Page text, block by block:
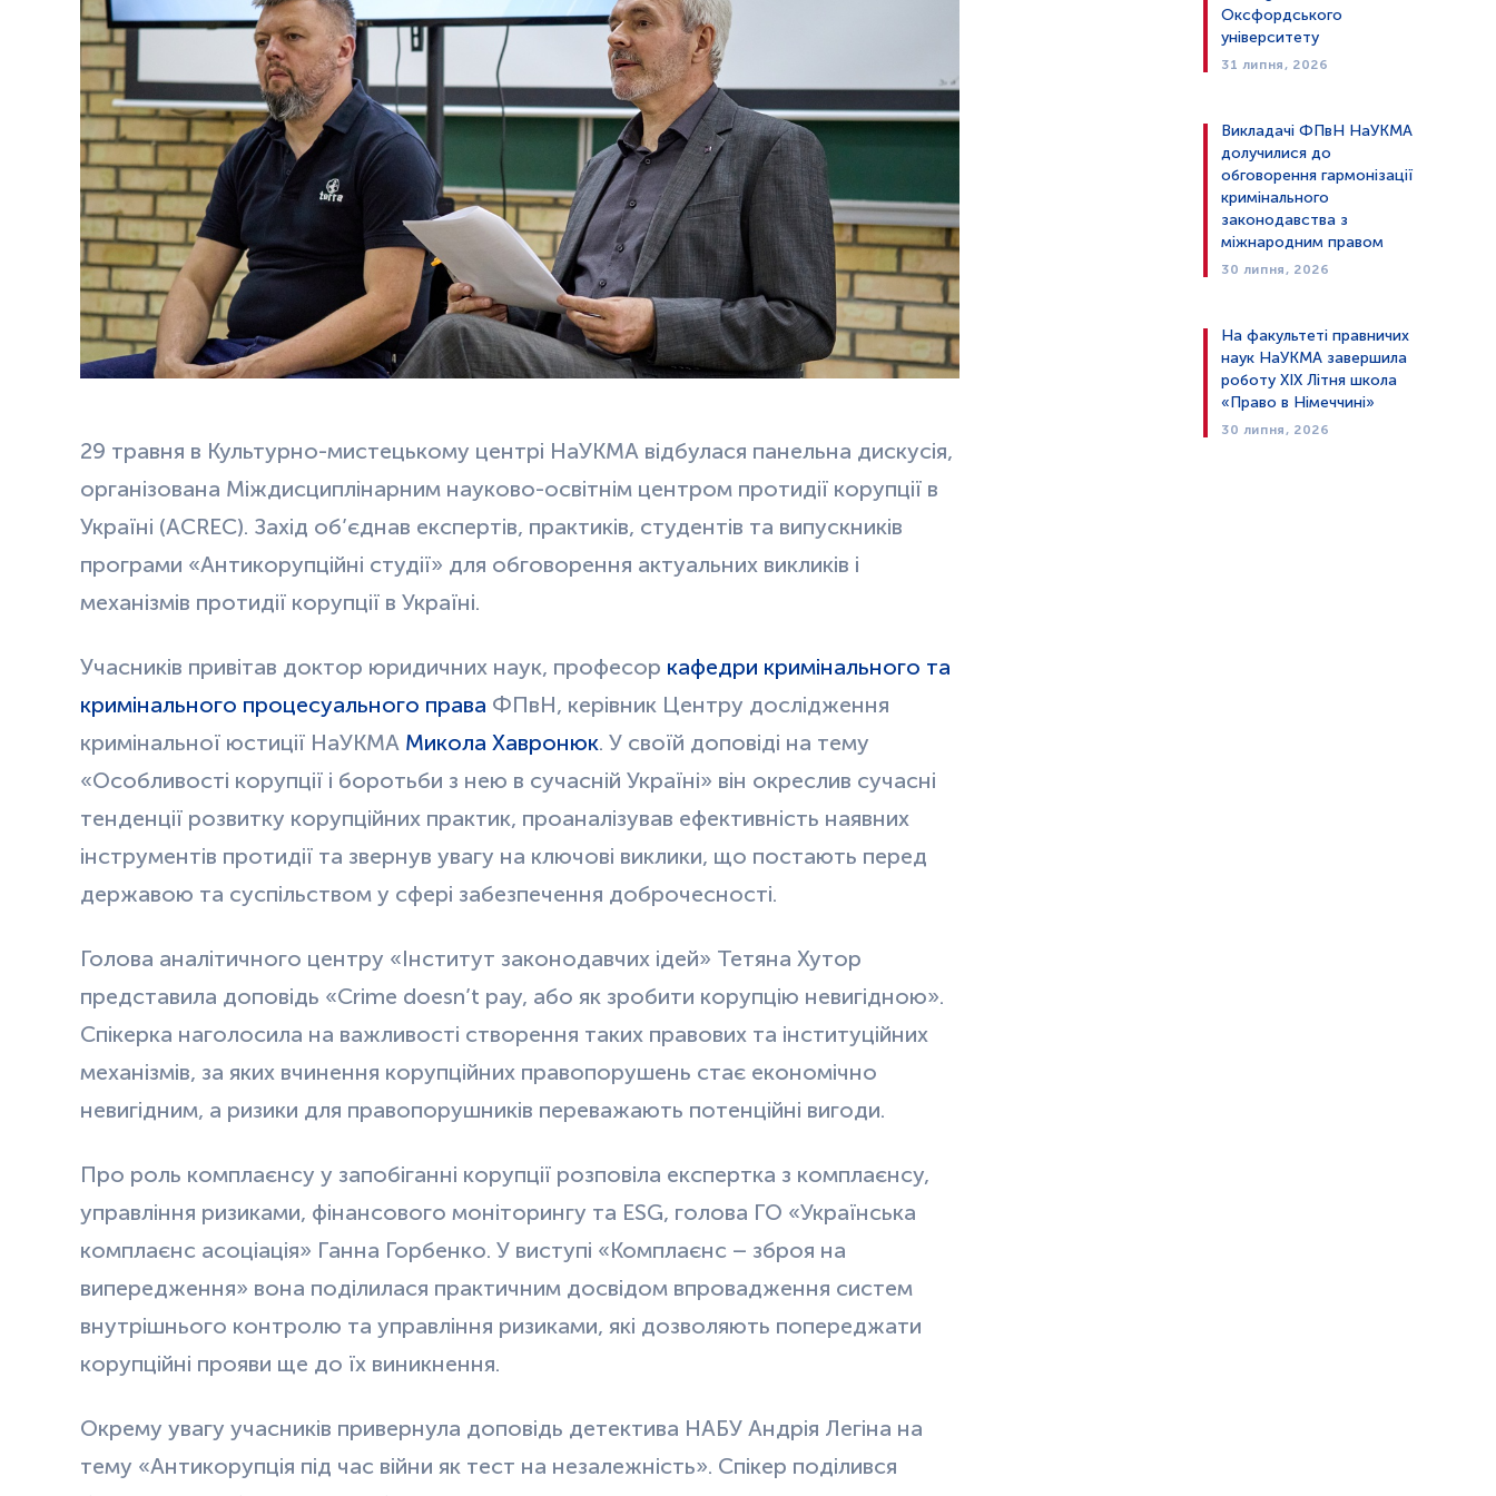
29 травня в Культурно-мистецькому центрі НаУКМА відбулася панельна дискусія,
організована Міждисциплінарним науково-освітнім центром протидії корупції в
Україні (ACREC). Захід об’єднав експертів, практиків, студентів та випускників
програми «Антикорупційні студії» для обговорення актуальних викликів і
механізмів протидії корупції в Україні.
Учасників привітав доктор юридичних наук, професор кафедри кримінального та
кримінального процесуального права ФПвН, керівник Центру дослідження
кримінальної юстиції НаУКМА Микола Хавронюк. У своїй доповіді на тему
«Особливості корупції і боротьби з нею в сучасній Україні» він окреслив сучасні
тенденції розвитку корупційних практик, проаналізував ефективність наявних
інструментів протидії та звернув увагу на ключові виклики, що постають перед
державою та суспільством у сфері забезпечення доброчесності.
Голова аналітичного центру «Інститут законодавчих ідей» Тетяна Хутор
представила доповідь «Crime doesn’t pay, або як зробити корупцію невигідною».
Спікерка наголосила на важливості створення таких правових та інституційних
механізмів, за яких вчинення корупційних правопорушень стає економічно
невигідним, а ризики для правопорушників переважають потенційні вигоди.
Про роль комплаєнсу у запобіганні корупції розповіла експертка з комплаєнсу,
управління ризиками, фінансового моніторингу та ESG, голова ГО «Українська
комплаєнс асоціація» Ганна Горбенко. У виступі «Комплаєнс – зброя на
випередження» вона поділилася практичним досвідом впровадження систем
внутрішнього контролю та управління ризиками, які дозволяють попереджати
корупційні прояви ще до їх виникнення.
Окрему увагу учасників привернула доповідь детектива НАБУ Андрія Легіна на
тему «Антикорупція під час війни як тест на незалежність». Спікер поділився
Оксфордського
університету
31 липня, 2026
Викладачі ФПвН НаУКМА
долучилися до
обговорення гармонізації
кримінального
законодавства з
міжнародним правом
30 липня, 2026
На факультеті правничих
наук НаУКМА завершила
роботу XIX Літня школа
«Право в Німеччині»
30 липня, 2026